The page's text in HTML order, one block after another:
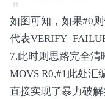
如图可知，如果#0则
代表
7.此时则思路完全清
MOVS R0,#1此处汇
直接实现了暴力破